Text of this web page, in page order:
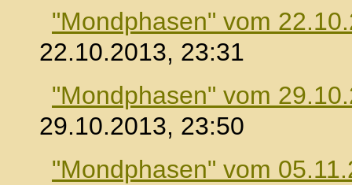
"Mondphasen" vom
22.10.2013, 23:31
"Mondphasen" vom
29.10.2013, 23:50
"Mondphasen" vom